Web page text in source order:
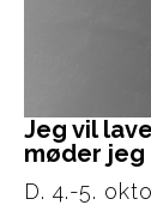
Jeg vil
møder jeg
D. 4.-5.